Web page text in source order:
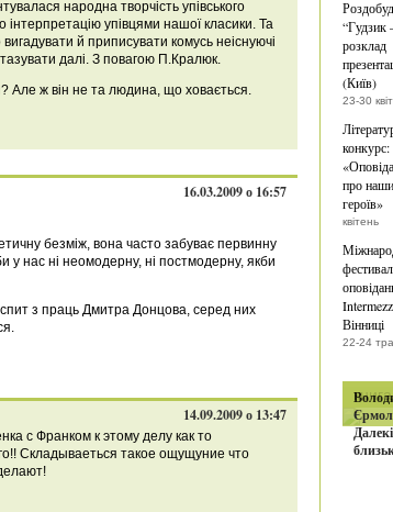
народна творчість упівського
інтерпретацію упівцями нашої класики. Та
й приписувати комусь неіснуючі
далі. З повагою П.Кралюк.
Але ж він не та людина, що ховається.
16.03.2009 о 16:57
безміж, вона часто забуває первинну
у нас ні неомодерну, ні постмодерну, якби
з праць Дмитра Донцова, серед них
14.09.2009 о 13:47
с Франком к этому делу как то
Складываеться такое ощущуние что
“Гудзик
розклад
(Київ)
23-30
конкурс:
про
героїв»
квітень
Вінниці
22-24
Далекі